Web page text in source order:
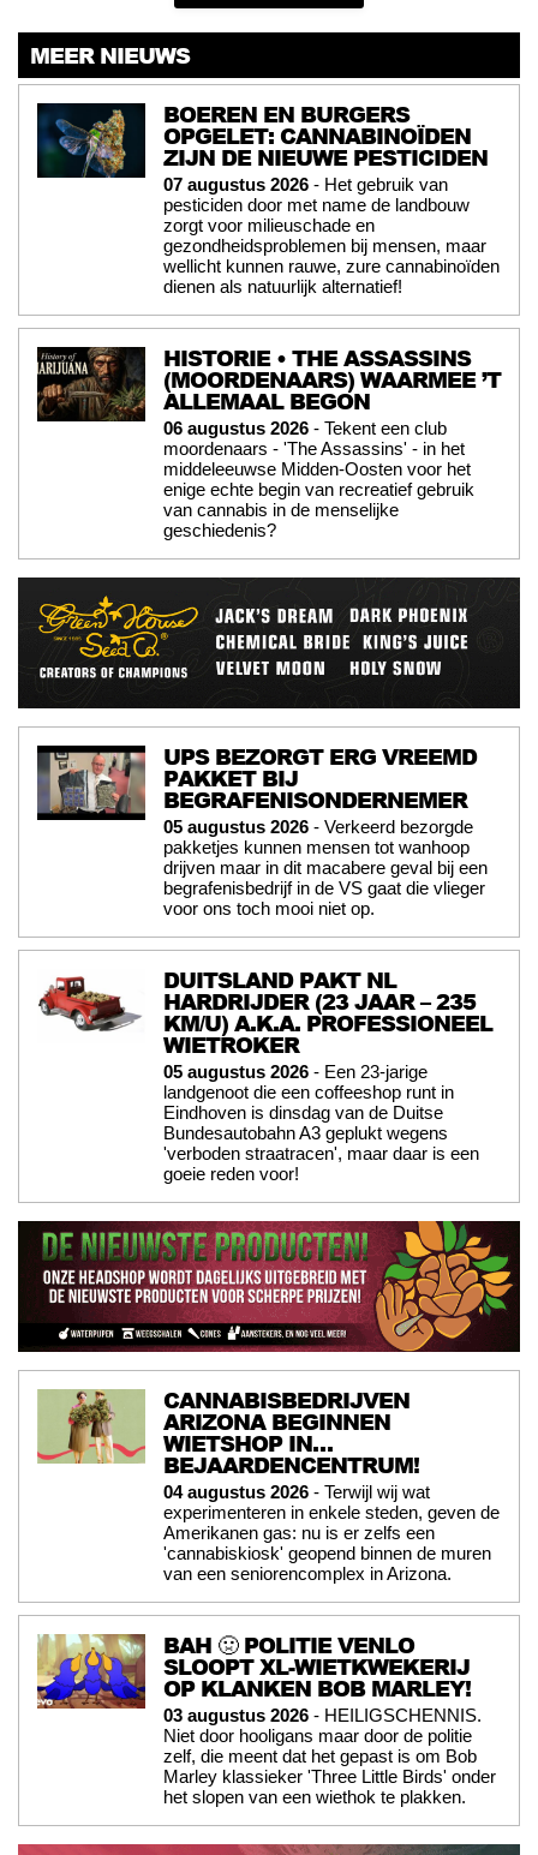
MEER NIEUWS
BOEREN EN BURGERS
OPGELET: CANNABINOÏDEN
ZIJN DE NIEUWE PESTICIDEN
07 augustus 2026 - Het gebruik van
pesticiden door met name de landbouw
zorgt voor milieuschade en
gezondheidsproblemen bij mensen, maar
wellicht kunnen rauwe, zure cannabinoïden
dienen als natuurlijk alternatief!
HISTORIE • THE ASSASSINS
(MOORDENAARS) WAARMEE ’T
ALLEMAAL BEGON
06 augustus 2026 - Tekent een club
moordenaars - 'The Assassins' - in het
middeleeuwse Midden-Oosten voor het
enige echte begin van recreatief gebruik
van cannabis in de menselijke
geschiedenis?
UPS BEZORGT ERG VREEMD
PAKKET BIJ
BEGRAFENISONDERNEMER
05 augustus 2026 - Verkeerd bezorgde
pakketjes kunnen mensen tot wanhoop
drijven maar in dit macabere geval bij een
begrafenisbedrijf in de VS gaat die vlieger
voor ons toch mooi niet op.
DUITSLAND PAKT NL
HARDRIJDER (23 JAAR – 235
KM/U) A.K.A. PROFESSIONEEL
WIETROKER
05 augustus 2026 - Een 23-jarige
landgenoot die een coffeeshop runt in
Eindhoven is dinsdag van de Duitse
Bundesautobahn A3 geplukt wegens
'verboden straatracen', maar daar is een
goeie reden voor!
CANNABISBEDRIJVEN
ARIZONA BEGINNEN
WIETSHOP IN…
BEJAARDENCENTRUM!
04 augustus 2026 - Terwijl wij wat
experimenteren in enkele steden, geven de
Amerikanen gas: nu is er zelfs een
'cannabiskiosk' geopend binnen de muren
van een seniorencomplex in Arizona.
BAH 🤢 POLITIE VENLO
SLOOPT XL-WIETKWEKERIJ
OP KLANKEN BOB MARLEY!
03 augustus 2026 - HEILIGSCHENNIS.
Niet door hooligans maar door de politie
zelf, die meent dat het gepast is om Bob
Marley klassieker 'Three Little Birds' onder
het slopen van een wiethok te plakken.